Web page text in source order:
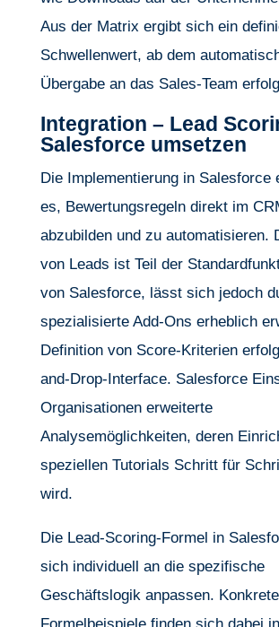
Aus der Matrix ergibt sich ein
Schwellenwert, ab dem
Übergabe an das Sales-Team
Integration – Lead
Salesforce umsetzen
Die Implementierung in Salesforce
es, Bewertungsregeln direkt im
abzubilden und zu automatisieren.
von Leads ist Teil der
von Salesforce, lässt sich jedoch
spezialisierte Add-Ons erheblich
Definition von Score-Kriterien
and-Drop-Interface. Salesforce
Organisationen erweiterte
Analysemöglichkeiten, deren
speziellen Tutorials Schritt für
wird.
Die Lead-Scoring-Formel in
sich individuell an die spezifische
Geschäftslogik anpassen. Konkrete